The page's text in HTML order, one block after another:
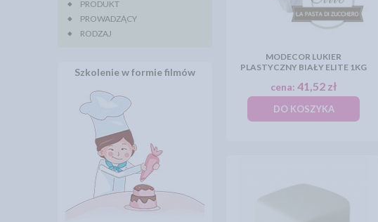
PRODUKT
PROWADZĄCY
RODZAJ
Szkolenie w formie filmów
MODECOR LUKIER
PLASTYCZNY BIAŁY ELITE 1KG
cena: 41,52 zł
DO KOSZYKA